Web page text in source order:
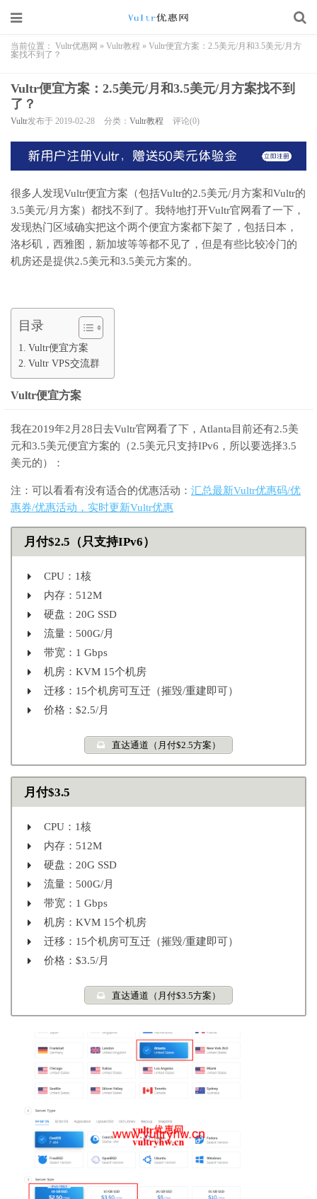
当前位置： Vultr优惠网 » Vultr教程 » Vultr便宜方案：2.5美元/月和3.5美元/月方
案找不到了？
Vultr便宜方案：2.5美元/月和3.5美元/月方案找不到
了？
Vultr发布于 2019-02-28 分类： Vultr教程 评论(0)
很多人发现Vultr便宜方案（包括Vultr的2.5美元/月方案和Vultr的
3.5美元/月方案）都找不到了。我特地打开Vultr官网看了一下，
发现热门区域确实把这个两个便宜方案都下架了，包括日本，
洛杉矶，西雅图，新加坡等等都不见了，但是有些比较冷门的
机房还是提供2.5美元和3.5美元方案的。
目录
Vultr便宜方案
Vultr VPS交流群
Vultr便宜方案
我在2019年2月28日去Vultr官网看了下，Atlanta目前还有2.5美
元和3.5美元便宜方案的（2.5美元只支持IPv6，所以要选择3.5
美元的）：
注：可以看看有没有适合的优惠活动： 汇总最新Vultr优惠码/优
惠券/优惠活动，实时更新Vultr优惠
月付$2.5（只支持IPv6）
CPU：1核
内存：512M
硬盘：20G SSD
流量：500G/月
带宽：1 Gbps
机房：KVM 15个机房
迁移：15个机房可互迁（摧毁/重建即可）
价格：$2.5/月
直达通道（月付$2.5方案）
月付$3.5
CPU：1核
内存：512M
硬盘：20G SSD
流量：500G/月
带宽：1 Gbps
机房：KVM 15个机房
迁移：15个机房可互迁（摧毁/重建即可）
价格：$3.5/月
直达通道（月付$3.5方案）